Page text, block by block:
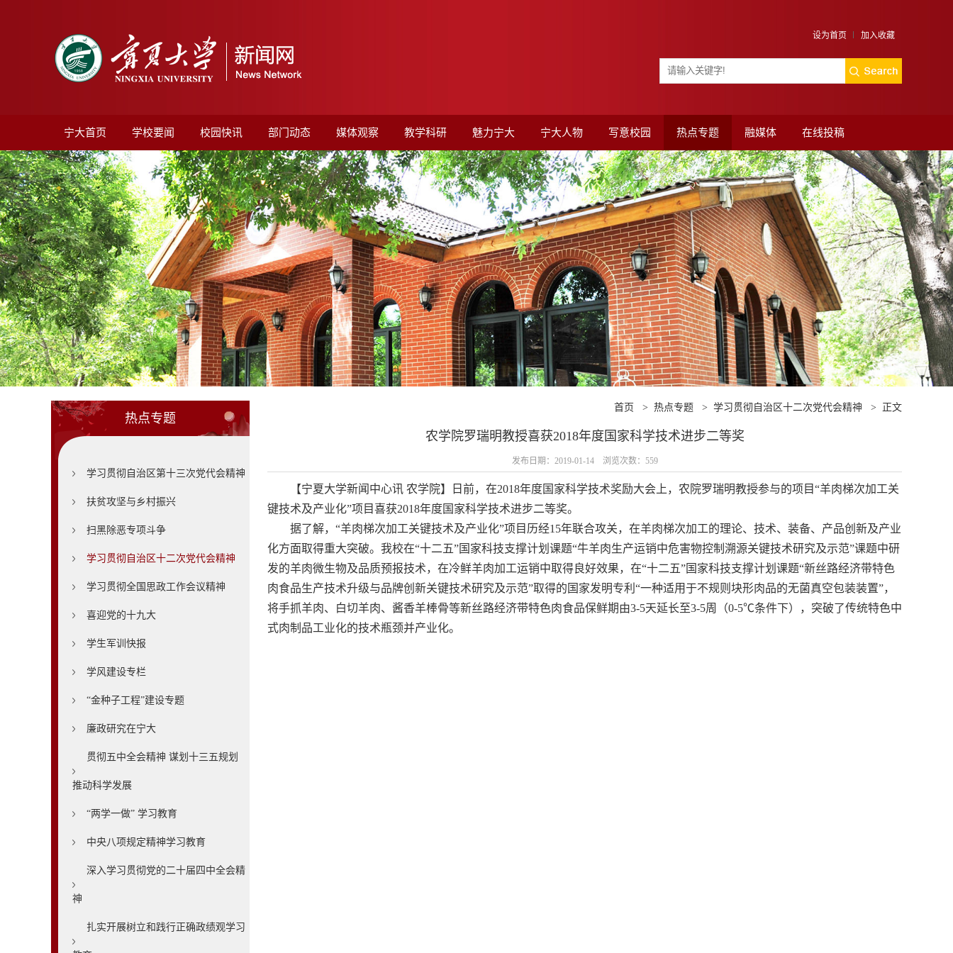
设为首页 加入收藏
宁大首页 学校要闻 校园快讯 部门动态 媒体观察 教学科研 魅力宁大 宁大人物 写意校园 热点专题 融媒体 在线投稿
热点专题
学习贯彻自治区第十三次党代会精神
扶贫攻坚与乡村振兴
扫黑除恶专项斗争
学习贯彻自治区十二次党代会精神
学习贯彻全国思政工作会议精神
喜迎党的十九大
学生军训快报
学风建设专栏
“金种子工程”建设专题
廉政研究在宁大
贯彻五中全会精神 谋划十三五规划
推动科学发展
“两学一做” 学习教育
中央八项规定精神学习教育
深入学习贯彻党的二十届四中全会精
神
扎实开展树立和践行正确政绩观学习
首页 > 热点专题 > 学习贯彻自治区十二次党代会精神 > 正文
农学院罗瑞明教授喜获2018年度国家科学技术进步二等奖
发布日期：2019-01-14 浏览次数： 559
【宁夏大学新闻中心讯 农学院】日前，在2018年度国家科学技术奖励大会上，农院罗瑞明教授参与的项目“羊肉梯次加工关
键技术及产业化”项目喜获2018年度国家科学技术进步二等奖。
据了解，“羊肉梯次加工关键技术及产业化”项目历经15年联合攻关，在羊肉梯次加工的理论、技术、装备、产品创新及产业
化方面取得重大突破。我校在“十二五”国家科技支撑计划课题“牛羊肉生产运销中危害物控制溯源关键技术研究及示范”课题中研
发的羊肉微生物及品质预报技术，在冷鲜羊肉加工运销中取得良好效果，在“十二五”国家科技支撑计划课题“新丝路经济带特色
肉食品生产技术升级与品牌创新关键技术研究及示范”取得的国家发明专利“一种适用于不规则块形肉品的无菌真空包装装置”，
将手抓羊肉、白切羊肉、酱香羊棒骨等新丝路经济带特色肉食品保鲜期由3-5天延长至3-5周（0-5℃条件下），突破了传统特色中
式肉制品工业化的技术瓶颈并产业化。